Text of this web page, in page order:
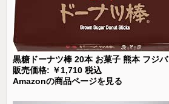
黒糖ドーナツ棒 20本 お菓子 熊本 フジ
販売価格: ￥1,710 税込
Amazonの商品ページを見る